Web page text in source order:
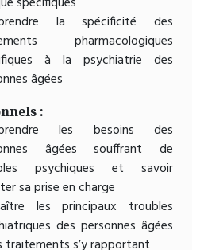
la spécificité des
pharmacologiques
à la psychiatrie des
âgées
:
les besoins des
âgées souffrant de
psychiques et savoir
sa prise en charge
les principaux troubles
des personnes âgées
traitements s’y rapportant